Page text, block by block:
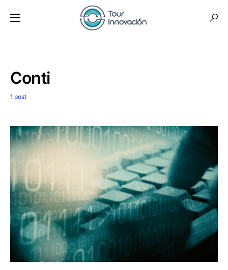
Conti
1 post